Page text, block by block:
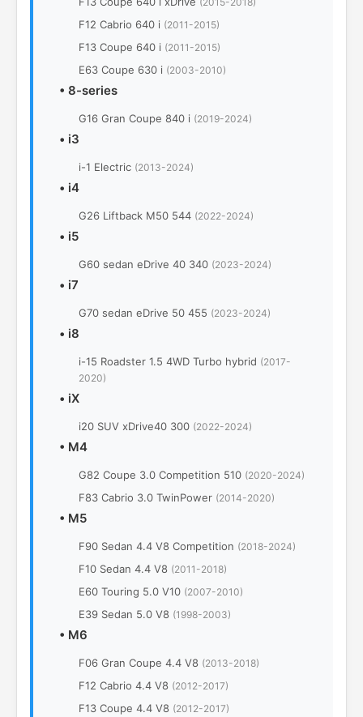
F12 Cabrio 640 i (2011-2015)
F13 Coupe 640 i (2011-2015)
E63 Coupe 630 i (2003-2010)
• 8-series
G16 Gran Coupe 840 i (2019-2024)
• i3
i-1 Electric (2013-2024)
• i4
G26 Liftback M50 544 (2022-2024)
• i5
G60 sedan eDrive 40 340 (2023-2024)
• i7
G70 sedan eDrive 50 455 (2023-2024)
• i8
i-15 Roadster 1.5 4WD Turbo hybrid (2017-
2020)
• iX
i20 SUV xDrive40 300 (2022-2024)
• M4
G82 Coupe 3.0 Competition 510 (2020-2024)
F83 Cabrio 3.0 TwinPower (2014-2020)
• M5
F90 Sedan 4.4 V8 Competition (2018-2024)
F10 Sedan 4.4 V8 (2011-2018)
E60 Touring 5.0 V10 (2007-2010)
E39 Sedan 5.0 V8 (1998-2003)
• M6
F06 Gran Coupe 4.4 V8 (2013-2018)
F12 Cabrio 4.4 V8 (2012-2017)
F13 Coupe 4.4 V8 (2012-2017)